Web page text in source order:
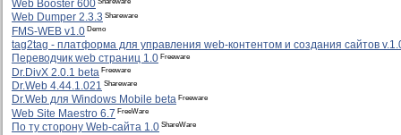
Web Booster 600
Web Dumper 2.3.3 Shareware
FMS-WEB v1.0 Demo
tag2tag - платформа для управления web-контентом и создания сайтов
Переводчик web страниц 1.0 Freeware
Dr.DivX 2.0.1 beta Freeware
Dr.Web 4.44.1.021 Shareware
Dr.Web для Windows Mobile beta Freeware
Web Site Maestro 6.7 FreeWare
По ту сторону Web-сайта 1.0 ShareWare